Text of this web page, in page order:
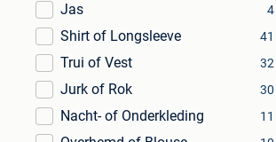
Jas 4
Shirt of Longsleeve 41
Trui of Vest 32
Jurk of Rok 30
Nacht- of Onderkleding 11